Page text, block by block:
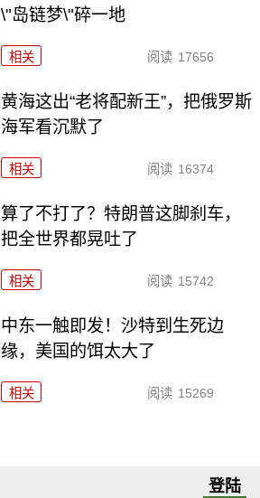
\"岛链梦\"碎一地
相关 阅读 17656
黄海这出“老将配新王”，把俄罗斯
海军看沉默了
相关 阅读 16374
算了不打了？特朗普这脚刹车，
把全世界都晃吐了
相关 阅读 15742
中东一触即发！沙特到生死边
缘，美国的饵太大了
相关 阅读 15269
登陆